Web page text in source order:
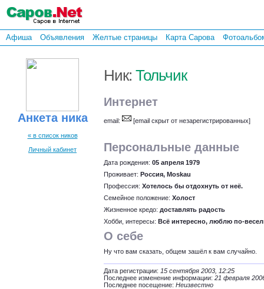
Афиша Объявления Желтые страницы Карта Сарова
Анкета ника
« в список ников
Личный кабинет
Ник: Тольчик
Интернет
email: [email скрыт от незарегистрированных]
Персональные данные
Дата рождения: 05 апреля 1979
Проживает: Россия, Moskau
Профессия: Хотелось бы отдохнуть от неё.
Семейное положение: Холост
Жизненное кредо: доставлять радость
Хобби, интересы: Всё интересно, люблю по-
О себе
Ну что вам сказать, общем зашёл к вам случайно.
Дата регистрации: 15 сентября 2003, 12:25
Последнее изменение информации: 21 февраля
Последнее посещение: Неизвестно